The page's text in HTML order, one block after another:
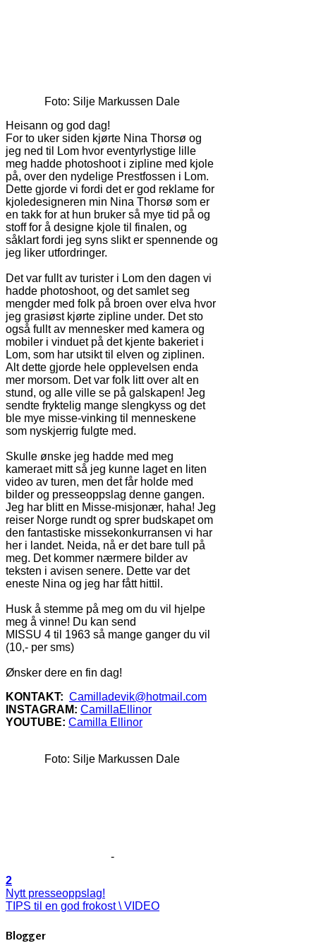
Foto: Silje Markussen Dale
Heisann og god dag!
For to uker siden kjørte Nina Thorsø og
jeg ned til Lom hvor eventyrlystige lille
meg hadde photoshoot i zipline med kjole
på, over den nydelige Prestfossen i Lom.
Dette gjorde vi fordi det er god reklame for
kjoledesigneren min Nina Thorsø som er
en takk for at hun bruker så mye tid på og
stoff for å designe kjole til finalen, og
såklart fordi jeg syns slikt er spennende og
jeg liker utfordringer.
Det var fullt av turister i Lom den dagen vi
hadde photoshoot, og det samlet seg
mengder med folk på broen over elva hvor
jeg grasiøst kjørte zipline under. Det sto
også fullt av mennesker med kamera og
mobiler i vinduet på det kjente bakeriet i
Lom, som har utsikt til elven og ziplinen.
Alt dette gjorde hele opplevelsen enda
mer morsom. Det var folk litt over alt en
stund, og alle ville se på galskapen! Jeg
sendte fryktelig mange slengkyss og det
ble mye misse-vinking til menneskene
som nyskjerrig fulgte med.
Skulle ønske jeg hadde med meg
kameraet mitt så jeg kunne laget en liten
video av turen, men det får holde med
bilder og presseoppslag denne gangen.
Jeg har blitt en Misse-misjonær, haha! Jeg
reiser Norge rundt og sprer budskapet om
den fantastiske missekonkurransen vi har
her i landet. Neida, nå er det bare tull på
meg. Det kommer nærmere bilder av
teksten i avisen senere. Dette var det
eneste Nina og jeg har fått hittil.
Husk å stemme på meg om du vil hjelpe
meg å vinne! Du kan send
MISSU 4 til 1963 så mange ganger du vil
(10,- per sms)
Ønsker dere en fin dag!
KONTAKT: Camilladevik@hotmail.com
INSTAGRAM: CamillaEllinor
YOUTUBE: Camilla Ellinor
Foto: Silje Markussen Dale
-
2
Nytt presseoppslag!
TIPS til en god frokost \ VIDEO
Blogger